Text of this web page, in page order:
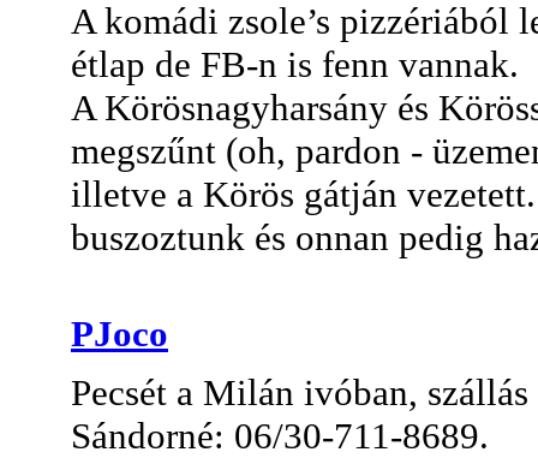
A komádi zsole’s pizzériából
étlap de FB-n is fenn vannak.
A Körösnagyharsány és
megszűnt (oh, pardon -
illetve a Körös gátján
buszoztunk és onnan pedig
PJoco
Pecsét a Milán ivóban,
Sándorné: 06/30-711-8689.